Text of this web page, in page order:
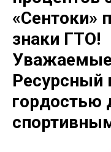
«Сентоки»
знаки ГТО!
Уважаемые
гордостью